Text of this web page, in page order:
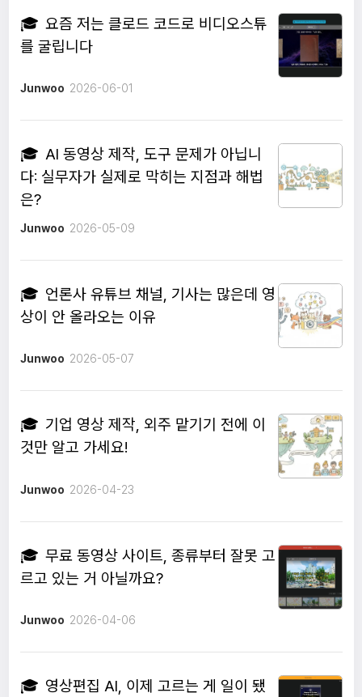
🎓 요즘 저는 클로드 코드로 비디오스튜
를 굴립니다
Junwoo 2026-06-01
🎓 AI 동영상 제작, 도구 문제가 아닙니
다: 실무자가 실제로 막히는 지점과 해법
은?
Junwoo 2026-05-09
🎓 언론사 유튜브 채널, 기사는 많은데 영
상이 안 올라오는 이유
Junwoo 2026-05-07
🎓 기업 영상 제작, 외주 맡기기 전에 이
것만 알고 가세요!
Junwoo 2026-04-23
🎓 무료 동영상 사이트, 종류부터 잘못 고
르고 있는 거 아닐까요?
Junwoo 2026-04-06
🎓 영상편집 AI, 이제 고르는 게 일이 됐